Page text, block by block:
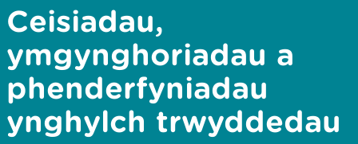
Ceisiadau,
ymgynghoriadau a
phenderfyniadau
ynghylch trwyddedau